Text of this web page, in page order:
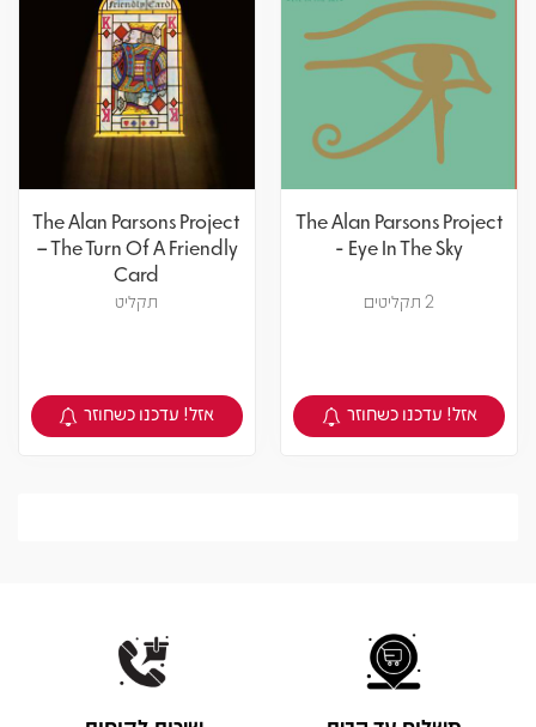
The Alan Parsons Project
- Eye In The Sky
2 תקליטים
צפיה במוצר
אזל! עדכנו כשחוזר
The Alan Parsons Project
– The Turn Of A Friendly
Card
תקליט
צפיה במוצר
אזל! עדכנו כשחוזר